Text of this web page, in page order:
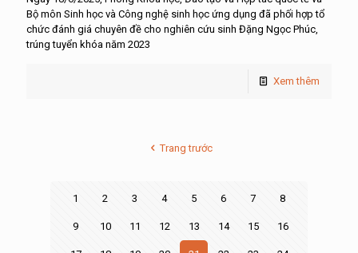
Bộ môn Sinh học và Công nghệ sinh học ứng dụng đã phối hợp tổ
chức đánh giá chuyên đề cho nghiên cứu sinh Đặng Ngọc Phúc,
trúng tuyển khóa năm 2023
Xem thêm
Trang trước
1 2 3 4 5 6 7 8
9 10 11 12 13 14 15 16